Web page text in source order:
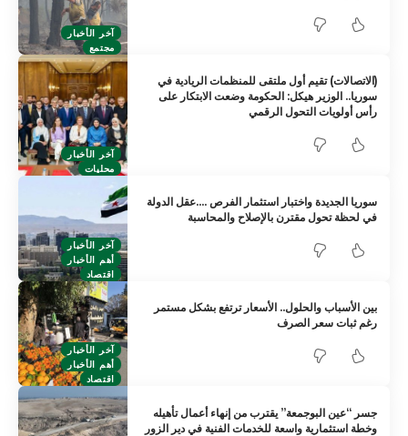
آخر الأخبار
مجتمع
آخر الأخبار
محليات
(الاتصالات) تقيم أول ملتقى للمنظمات الريادية في
سوريا.. الوزير هيكل: الحكومة وضعت الابتكار على
رأس أولويات التحول الرقمي
آخر الأخبار
أهم الأخبار
اقتصاد
سوريا الجديدة واختبار استثمار الفرص ….عقل الدولة
في لحظة تحول مقترن بالإصلاح والمحاسبة
آخر الأخبار
أهم الأخبار
اقتصاد
بين الأسباب والحلول.. الأسعار ترتفع بشكل مستمر
رغم ثبات سعر الصرف
جسر “عين البوجمعة” يقترب من إنهاء أعمال تأهيله
وخطة استثمارية واسعة للخدمات الفنية في دير الزور